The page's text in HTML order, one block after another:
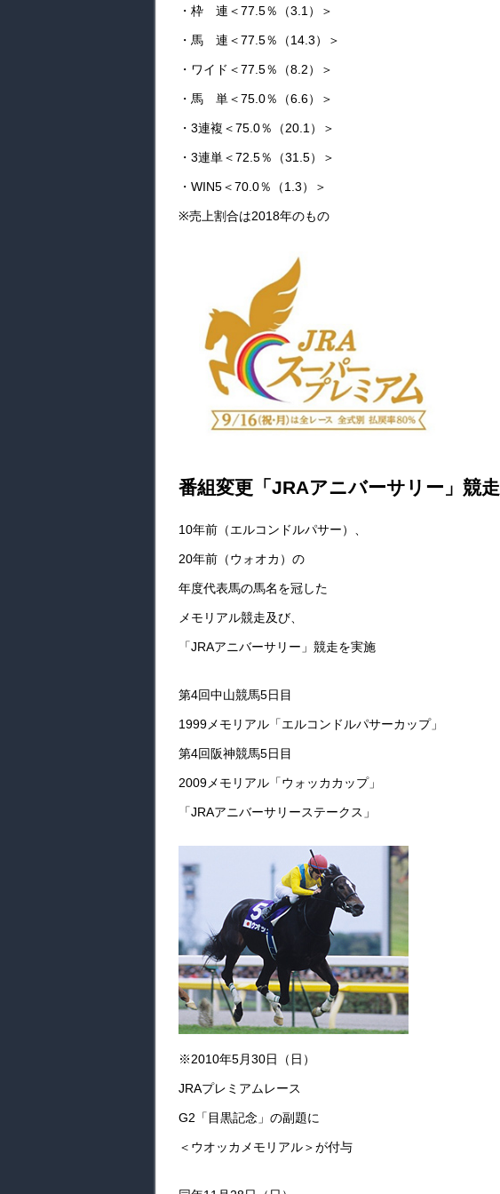
・枠 連＜77.5％（3.1）＞
・馬 連＜77.5％（14.3）＞
・ワイド＜77.5％（8.2）＞
・馬 単＜75.0％（6.6）＞
・3連複＜75.0％（20.1）＞
・3連単＜72.5％（31.5）＞
・WIN5＜70.0％（1.3）＞
※売上割合は2018年のもの
番組変更「JRAアニバーサリー」競走
10年前（エルコンドルパサー）、
20年前（ウォオカ）の
年度代表馬の馬名を冠した
メモリアル競走及び、
「JRAアニバーサリー」競走を実施
第4回中山競馬5日目
1999メモリアル「エルコンドルパサーカップ」
第4回阪神競馬5日目
2009メモリアル「ウォッカカップ」
「JRAアニバーサリーステークス」
※2010年5月30日（日）
JRAプレミアムレース
G2「目黒記念」の副題に
＜ウオッカメモリアル＞が付与